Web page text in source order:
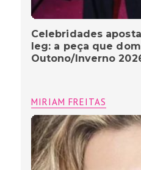
Celebridades
leg: a peça que
Outono/Inverno
MIRIAM FREITAS